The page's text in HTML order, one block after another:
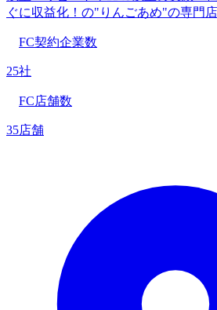
ぐに収益化！の"りんごあめ"の専門店
FC契約企業数
25社
FC店舗数
35店舗